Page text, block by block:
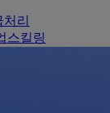
리
스킬링